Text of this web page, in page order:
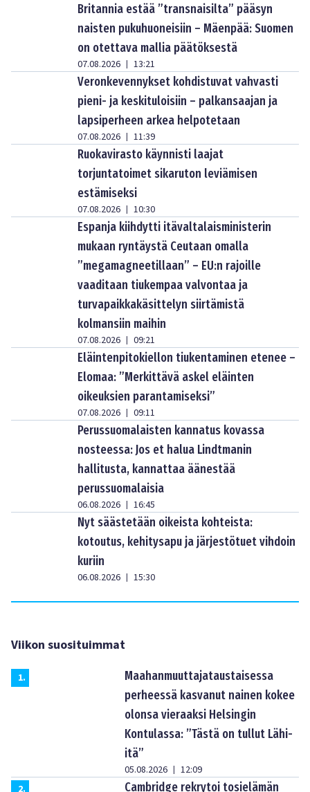
Britannia estää ”transnaisilta” pääsyn
naisten pukuhuoneisiin – Mäenpää: Suomen
on otettava mallia päätöksestä
07.08.2026 | 13:21
Veronkevennykset kohdistuvat vahvasti
pieni- ja keskituloisiin – palkansaajan ja
lapsiperheen arkea helpotetaan
07.08.2026 | 11:39
Ruokavirasto käynnisti laajat
torjuntatoimet sikaruton leviämisen
estämiseksi
07.08.2026 | 10:30
Espanja kiihdytti itävaltalaisministerin
mukaan ryntäystä Ceutaan omalla
”megamagneetillaan” – EU:n rajoille
vaaditaan tiukempaa valvontaa ja
turvapaikkakäsittelyn siirtämistä
kolmansiin maihin
07.08.2026 | 09:21
Eläintenpitokiellon tiukentaminen etenee –
Elomaa: ”Merkittävä askel eläinten
oikeuksien parantamiseksi”
07.08.2026 | 09:11
Perussuomalaisten kannatus kovassa
nosteessa: Jos et halua Lindtmanin
hallitusta, kannattaa äänestää
perussuomalaisia
06.08.2026 | 16:45
Nyt säästetään oikeista kohteista:
kotoutus, kehitysapu ja järjestötuet vihdoin
kuriin
06.08.2026 | 15:30
Viikon suosituimmat
1.
Maahanmuuttajataustaisessa
perheessä kasvanut nainen kokee
olonsa vieraaksi Helsingin
Kontulassa: ”Tästä on tullut Lähi-
itä”
05.08.2026 | 12:09
2. Cambridge rekrytoi tosielämän